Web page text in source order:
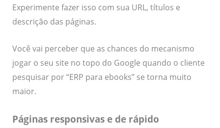
Experimente fazer isso com sua URL, títulos e
descrição das páginas.
Você vai perceber que as chances do mecanismo
jogar o seu site no topo do Google quando o cliente
pesquisar por “ERP para ebooks” se torna muito
maior.
Páginas responsivas e de rápido